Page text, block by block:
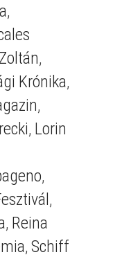
,
,
Krónika,
,
, Lorin
,
,
, Reina
, Schiff